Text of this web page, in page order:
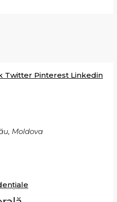
Twitter Pinterest Linkedin
Moldova